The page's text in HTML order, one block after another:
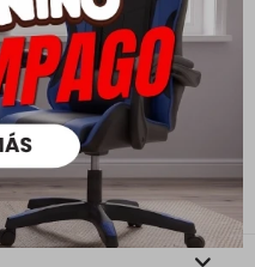
2731
515
y Sábados de 10:00 a 13:00